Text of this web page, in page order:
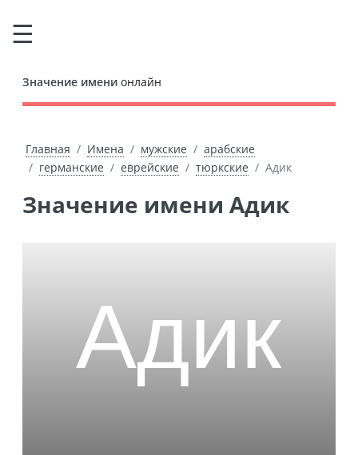
Значение имени онлайн
Главная Имена мужские
арабские
германские
еврейские тюркские Адик
Значение имени Адик